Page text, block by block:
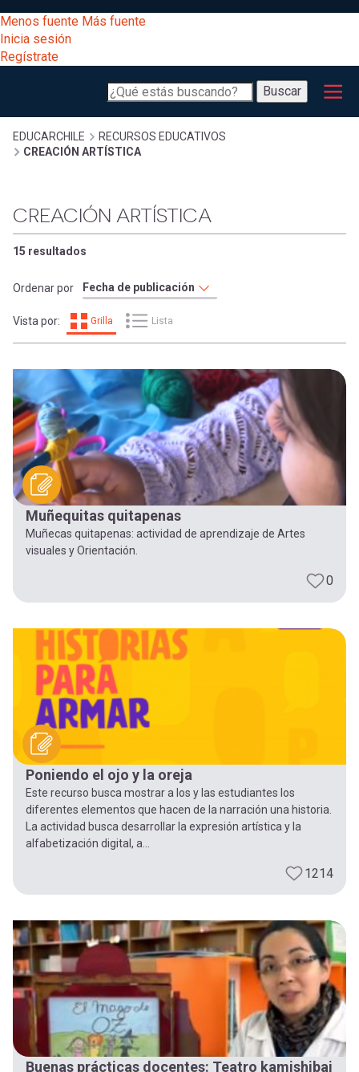
al
contenido
principal
[Educarchile
Escritorio]
entrar
a
mi
cuenta
Menos fuente Más fuente
Inicia sesión
Regístrate
Buscar
Buscar
Menú
principal
Desarrollo
Expand
Gestión
Comunidad
Expand
Exploración
[Educarchile
Mobile]
Menú
entrar
mi
cuenta
sesión
Regístrate
Sobrescribir
enlaces
de
ayuda
a
la
navegación
EDUCARCHILE
RECURSOS EDUCATIVOS
CREACIÓN ARTÍSTICA
CREACIÓN ARTÍSTICA
15 resultados
Ordenar por
Vista por: Grilla Lista
Muñequitas quitapenas
Muñecas quitapenas: actividad de aprendizaje de Artes
visuales y Orientación.
0
Poniendo el ojo y la oreja
Este recurso busca mostrar a los y las estudiantes los
diferentes elementos que hacen de la narración una historia.
La actividad busca desarrollar la expresión artística y la
alfabetización digital, a...
1214
Buenas prácticas docentes: Teatro kamishibai
registrarte.